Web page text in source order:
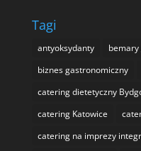
Tagi
antyoksydanty
biznes gastronomiczny
catering dietetyczny
catering Katowice
catering na imprezy